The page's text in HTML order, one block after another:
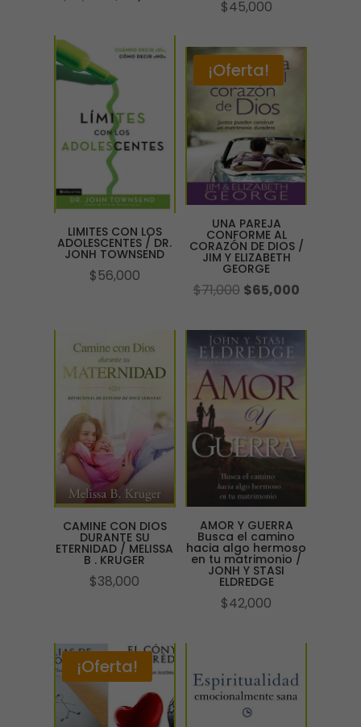
era:
$41,000.
actual
$38,000.
$45,000
LIMITES CON LOS
ADOLESCENTES / DR.
JONH TOWNSEND
$56,000
¡Oferta!
UNA PAREJA
CONFORME AL
CORAZÓN DE DIOS /
JIM Y ELIZABETH
GEORGE
$71,000 El
original
era:
$71,000.
$65,000El
actual
CAMINE CON DIOS
DURANTE SU
ETERNIDAD / MELISSA
B . KRUGER
$38,000
AMOR Y GUERRA
Busca el camino
hacia algo hermoso
en tu matrimonio /
JONH Y STASI
ELDREDGE
$42,000
¡Oferta!